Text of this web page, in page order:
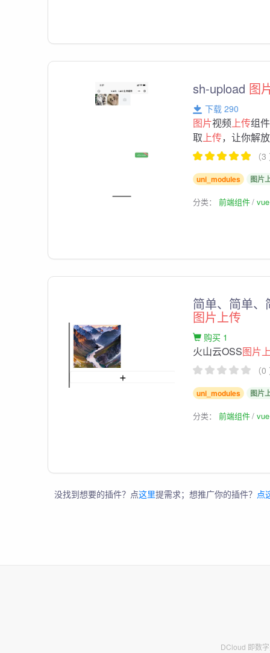
sh-upload 图
下载 290
图片视频上传组
取上传，让你解
（
uni_modules 图片
分类：前端组件
简单、简单
图片上传
购买 1
火山云OSS图片
（
uni_modules 图片
分类：前端组件
没找到想要的插件？点这里提需求；想推广你的插件？ 点
DCloud 即数